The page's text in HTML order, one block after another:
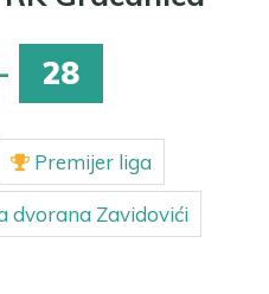
- 28
Premijer liga
dvorana Zavidovići